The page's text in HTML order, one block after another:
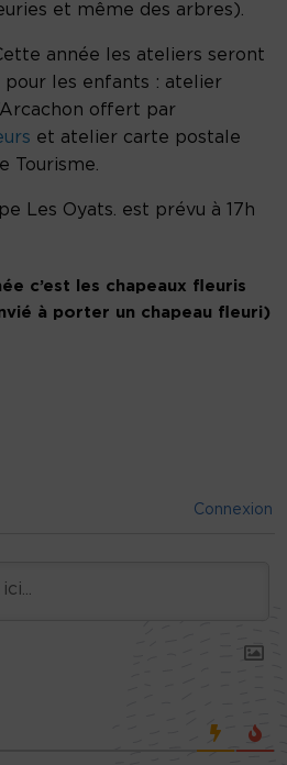
et même des arbres).
année les ateliers seront
les enfants : atelier
offert par
et atelier carte postale
Tourisme.
Les Oyats. est prévu à 17h
c’est les chapeaux fleuris
à porter un chapeau fleuri)
Connexion